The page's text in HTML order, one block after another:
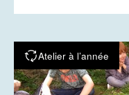
Atelier à l’année